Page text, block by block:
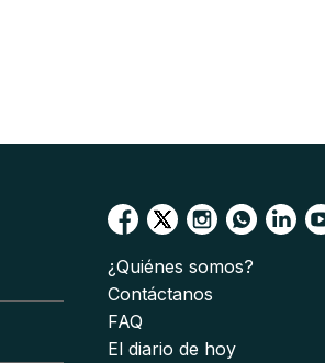
¿Quiénes somos?
Contáctanos
FAQ
El diario de hoy